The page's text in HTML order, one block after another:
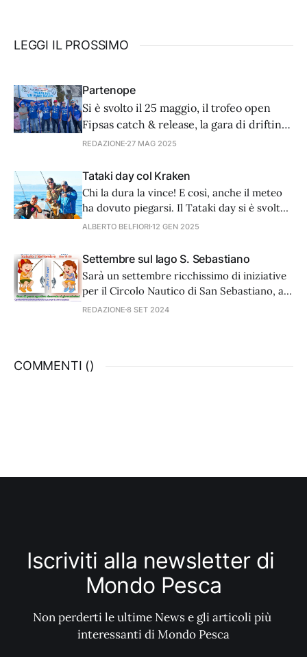
LEGGI IL PROSSIMO
Partenope
Si è svolto il 25 maggio, il trofeo open
Fipsas catch & release, la gara di drifting
al tonno “Partenope” organizzata dall’Asd
di Torre Annunziata, e valevole quale
prova provinciale per l’ammissione al
Campionato italiano Fipsas 2026 Big
Game Drifting.
REDAZIONE 27 MAG 2025
Tataki day col Kraken
Chi la dura la vince! E così, anche il meteo
ha dovuto piegarsi. Il Tataki day si è svolto
in una splendida giornata di sole con tanti
ALBERTO BELFIORI 12 GEN 2025
Settembre sul lago S. Sebastiano
Sarà un settembre ricchissimo di iniziative
per il Circolo Nautico di San Sebastiano, a
Isili. Si inizia, sabato 7 settembre, con una
quest’anno giunge alla sua quinta
REDAZIONE 8 SET 2024
COMMENTI ()
Iscriviti alla newsletter di
Mondo Pesca
Non perderti le ultime News e gli articoli più
interessanti di Mondo Pesca